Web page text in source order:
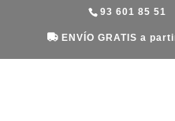
93 601 85 51
ENVÍO GRATIS a